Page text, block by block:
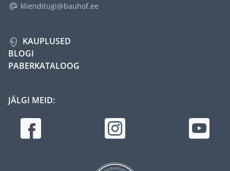
klienditugi@bauhof.ee
KAUPLUSED
BLOGI
PABERKATALOOG
JÄLGI MEID: